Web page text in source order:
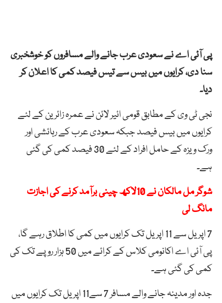
پی آئی اے نے سعودی عرب جانے والے مسافروں کو خوشخبری
سنا دی، کرایوں میں بیس سے تیس فیصد کمی کا اعلان کر
دیا۔
نجی ٹی وی کے مطابق قومی ائیر لائن نے عمرہ زائرین کے لئے
کرایوں میں بیس فیصد جبکہ سعودی عرب کے رہائشی اور
ورک ویزہ کے حامل افراد کے لئے 30 فیصد کمی کی گئی
ہے۔
شوگر مل مالکان نے 10لاکھ چینی برآمد کرنے کی اجازت
مانگ لی
7 اپریل سے 11 اپریل تک کرایوں میں کمی کا اطلاق رہے گا،
پی آئی اے اکانومی کلاس کے کرائے میں 50 ہزار روپے تک کی
کمی کی گئی ہے۔
جدہ اور مدینہ جانے والے مسافر 7 سے11 اپریل تک کرایوں میں